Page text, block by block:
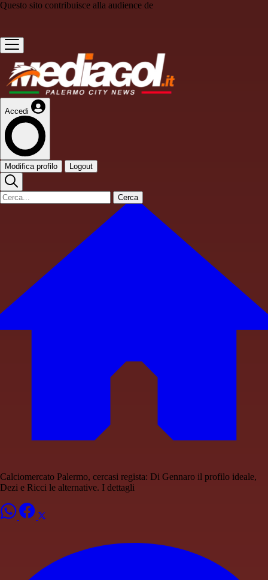
Questo sito contribuisce alla audience de
Accedi
Modifica profilo Logout
Cerca
Calciomercato Palermo, cercasi regista: Di Gennaro il profilo ideale,
Dezi e Ricci le alternative. I dettagli